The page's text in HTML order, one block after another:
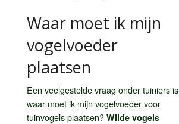
Waar moet ik mijn
vogelvoeder
plaatsen
Een veelgestelde vraag onder tuiniers is
waar moet ik mijn vogelvoeder voor
tuinvogels plaatsen? Wilde vogels